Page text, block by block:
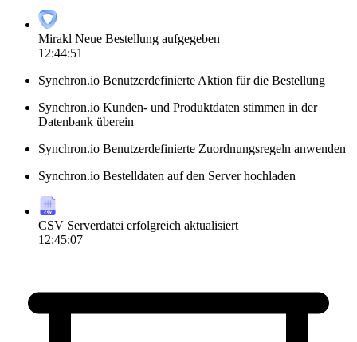
Mirakl Neue Bestellung aufgegeben
12:44:51
Synchron.io Benutzerdefinierte Aktion für die Bestellung
Synchron.io Kunden- und Produktdaten stimmen in der
Datenbank überein
Synchron.io Benutzerdefinierte Zuordnungsregeln anwenden
Synchron.io Bestelldaten auf den Server hochladen
CSV Serverdatei erfolgreich aktualisiert
12:45:07